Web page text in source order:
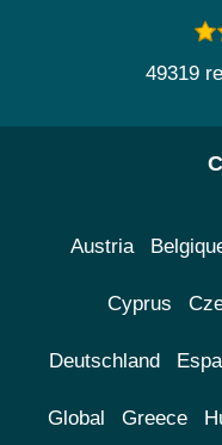
49319
Austria
Cyprus
Deutschland
Global Greece